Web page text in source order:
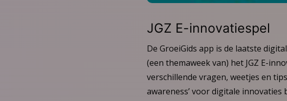
JGZ E-innovatiespel
De GroeiGids app is de laatste
(een themaweek van) het JGZ E-
verschillende vragen, weetjes en
awareness’ voor digitale innovaties